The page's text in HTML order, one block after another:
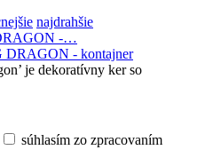
najdrahšie
-…
je dekoratívny ker so
súhlasím zo zpracovaním